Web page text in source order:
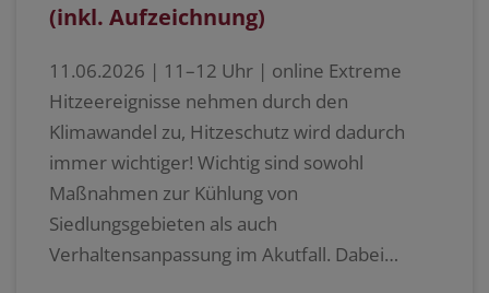
(inkl. Aufzeichnung)
11.06.2026 | 11–12 Uhr | online Extreme
Hitzeereignisse nehmen durch den
Klimawandel zu, Hitzeschutz wird dadurch
immer wichtiger! Wichtig sind sowohl
Maßnahmen zur Kühlung von
Siedlungsgebieten als auch
Verhaltensanpassung im Akutfall. Dabei…